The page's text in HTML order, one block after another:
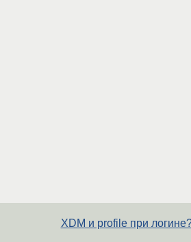
XDM и profile при